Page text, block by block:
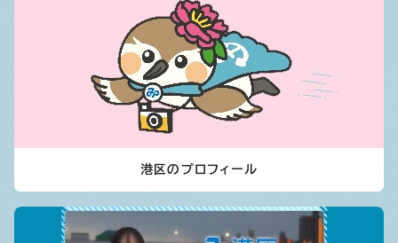
港区のプロフィール